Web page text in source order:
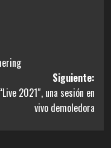
Siguiente:
2021″, una sesión en
vivo demoledora